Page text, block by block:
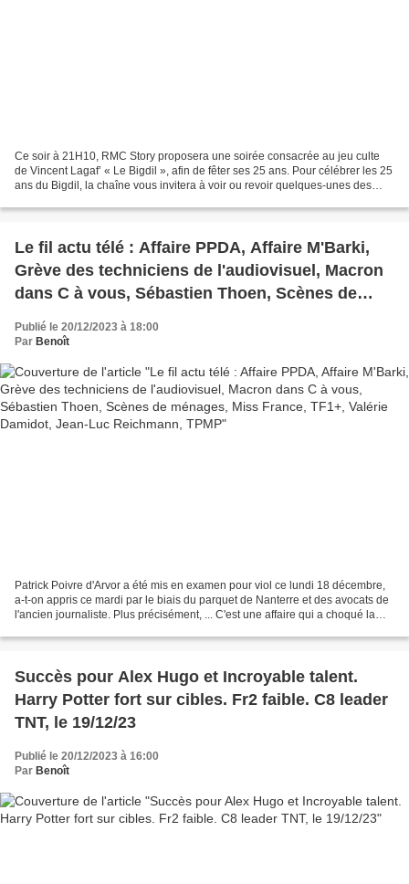
Ce soir à 21H10, RMC Story proposera une soirée consacrée au jeu culte
de Vincent Lagaf’ « Le Bigdil », afin de fêter ses 25 ans. Pour célébrer les 25
ans du Bigdil, la chaîne vous invitera à voir ou revoir quelques-unes des
Le fil actu télé : Affaire PPDA, Affaire M'Barki,
Grève des techniciens de l'audiovisuel, Macron
dans C à vous, Sébastien Thoen, Scènes de
Jean-Luc Reichmann, TPMP
Publié le 20/12/2023 à 18:00
Par Benoît
Patrick Poivre d'Arvor a été mis en examen pour viol ce lundi 18 décembre,
a-t-on appris ce mardi par le biais du parquet de Nanterre et des avocats de
l'ancien journaliste. Plus précisément, ... C'est une affaire qui a choqué la
Succès pour Alex Hugo et Incroyable talent.
Harry Potter fort sur cibles. Fr2 faible. C8 leader
TNT, le 19/12/23
Publié le 20/12/2023 à 16:00
Par Benoît